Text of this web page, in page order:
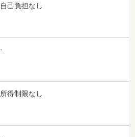
自己負担なし
-
所得制限なし